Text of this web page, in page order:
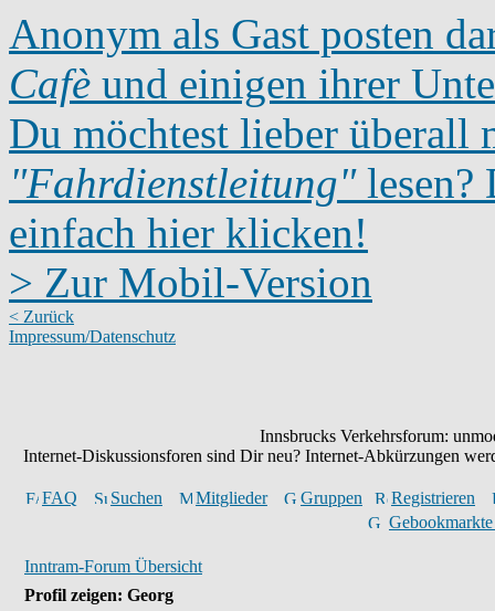
Anonym als Gast posten
Cafè und einigen ihrer
Du möchtest lieber überall
"Fahrdienstleitung"lesen?
einfach hier klicken!
> Zur Mobil-Version
< Zurück
Impressum/Datenschutz
Innsbrucks Verkehrsforum:
Internet-Diskussionsforen sind Dir neu? Internet-Abkürzungen
FAQ Suchen Mitglieder Gruppen
Registrieren
Inntram-Forum Übersicht
Profil zeigen: Georg